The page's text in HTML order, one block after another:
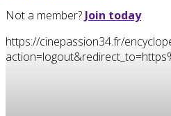
Not a member? Join today
https://cinepassion34.fr/